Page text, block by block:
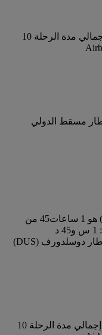
رقم الرحلة 56 يتم التشغيل من قبل EK, إجمالي مدة الرحلة 10
إلى مطار مسقط الدولي
وقت الانتظار في مطار دوسلدورف (DUS) هو 1 ساعات45 من
رقم الرحلة 866 يتم التشغيل من قبل EK, إجمالي مدة الرحلة 10